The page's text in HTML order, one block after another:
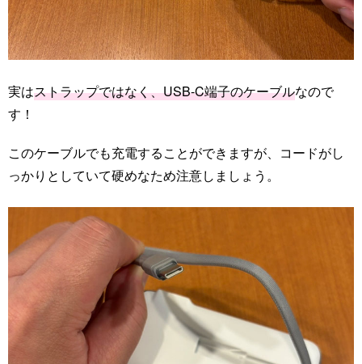
実はストラップではなく、USB-C端子のケーブルなので
す！
このケーブルでも充電することができますが、コードがし
っかりとしていて硬めなため注意しましょう。